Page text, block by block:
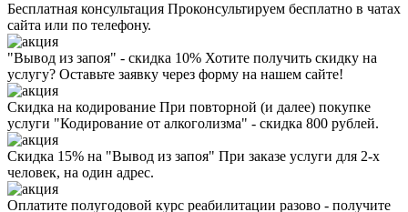
Бесплатная консультация Проконсультируем бесплатно в чатах
сайта или по телефону.
"Вывод из запоя" - скидка 10% Хотите получить скидку на
услугу? Оставьте заявку через форму на нашем сайте!
Скидка на кодирование При повторной (и далее) покупке
услуги "Кодирование от алкоголизма" - скидка 800 рублей.
Скидка 15% на "Вывод из запоя" При заказе услуги для 2-х
человек, на один адрес.
Оплатите полугодовой курс реабилитации разово - получите